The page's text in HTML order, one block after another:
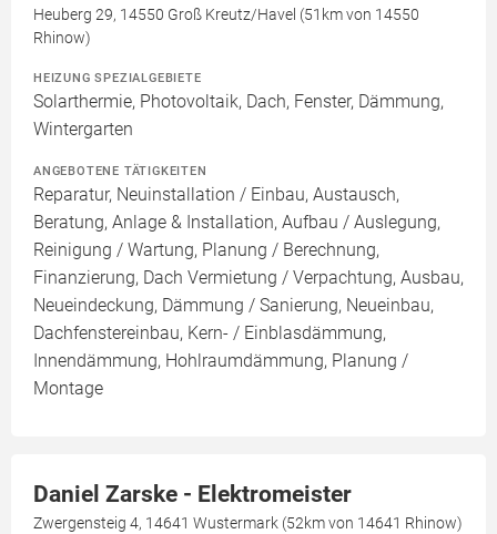
Heuberg 29, 14550 Groß Kreutz/Havel (51km von 14550
Rhinow)
HEIZUNG SPEZIALGEBIETE
Solarthermie, Photovoltaik, Dach, Fenster, Dämmung,
Wintergarten
ANGEBOTENE TÄTIGKEITEN
Reparatur, Neuinstallation / Einbau, Austausch,
Beratung, Anlage & Installation, Aufbau / Auslegung,
Reinigung / Wartung, Planung / Berechnung,
Finanzierung, Dach Vermietung / Verpachtung, Ausbau,
Neueindeckung, Dämmung / Sanierung, Neueinbau,
Dachfenstereinbau, Kern- / Einblasdämmung,
Innendämmung, Hohlraumdämmung, Planung /
Montage
Daniel Zarske - Elektromeister
Zwergensteig 4, 14641 Wustermark (52km von 14641 Rhinow)